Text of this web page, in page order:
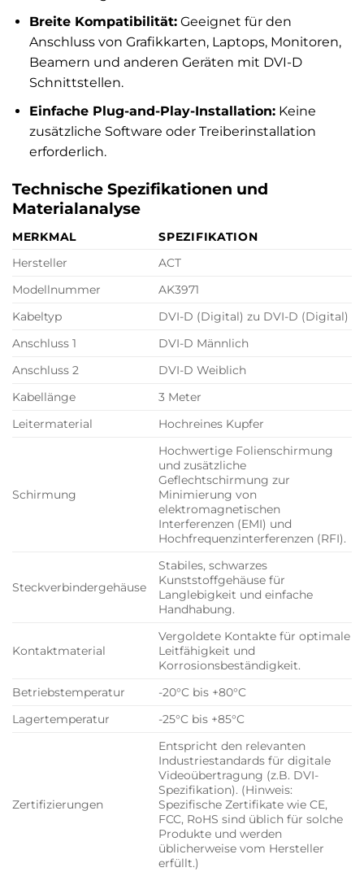
Breite Kompatibilität:Geeignet für den
Anschluss von Grafikkarten, Laptops, Monitoren,
Beamern und anderen Geräten mit DVI-D
Schnittstellen.
Einfache Plug-and-Play-Installation:Keine
zusätzliche Software oder Treiberinstallation
erforderlich.
Technische Spezifikationen und
Materialanalyse
MERKMAL
SPEZIFIKATION
Hersteller
ACT
Modellnummer
AK3971
Kabeltyp
DVI-D (Digital) zu DVI-D (Digital)
Anschluss 1
DVI-D Männlich
Anschluss 2
DVI-D Weiblich
Kabellänge
3 Meter
Leitermaterial
Hochreines Kupfer
Schirmung
Hochwertige Folienschirmung
und zusätzliche
Geflechtschirmung zur
Minimierung von
elektromagnetischen
Interferenzen (EMI) und
Hochfrequenzinterferenzen (RFI).
Steckverbindergehäuse
Stabiles, schwarzes
Kunststoffgehäuse für
Langlebigkeit und einfache
Handhabung.
Kontaktmaterial
Vergoldete Kontakte für optimale
Leitfähigkeit und
Korrosionsbeständigkeit.
Betriebstemperatur
-20°C bis +80°C
Lagertemperatur
-25°C bis +85°C
Zertifizierungen
Entspricht den relevanten
Industriestandards für digitale
Videoübertragung (z.B. DVI-
Spezifikation). (Hinweis:
Spezifische Zertifikate wie CE,
FCC, RoHS sind üblich für solche
Produkte und werden
üblicherweise vom Hersteller
erfüllt.)